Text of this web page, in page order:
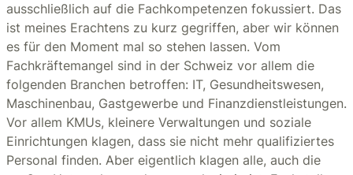
ausschließlich auf die Fachkompetenzen fokussiert. Das
ist meines Erachtens zu kurz gegriffen, aber wir können
es für den Moment mal so stehen lassen. Vom
Fachkräftemangel sind in der Schweiz vor allem die
folgenden Branchen betroffen: IT, Gesundheitswesen,
Maschinenbau, Gastgewerbe und Finanzdienstleistungen.
Vor allem KMUs, kleinere Verwaltungen und soziale
Einrichtungen klagen, dass sie nicht mehr qualifiziertes
Personal finden. Aber eigentlich klagen alle, auch die